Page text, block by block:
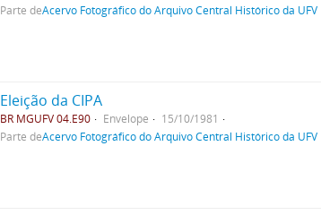
Parte deAcervo Fotográfico do Arquivo Central Histórico da UFV
Eleição da CIPA
BR MGUFV 04.E90 Envelope
15/10/1981
Parte deAcervo Fotográfico do Arquivo Central Histórico da UFV